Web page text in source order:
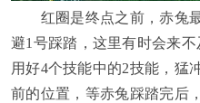
红圈是终点之前，赤兔最
避1号踩踏，这里有时会来
用好4个技能中的2技能，猛
前的位置，等赤兔踩踏完后